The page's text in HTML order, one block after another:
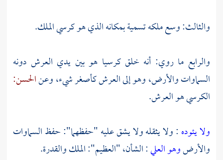
والثالث: وسع ملكه تسمية بمكانه الذي هو كرسي الملك.
والرابع ما روي: أنه خلق كرسيا هو بين يدي العرش دونه
السماوات والأرض، وهو إلى العرش كأصغر شيء، وعنالحسن:
الكرسي هو العرش.
ولا يئوده : ولا يثقله ولا يشق عليه "حفظهما": حفظ السماوات
والأرضوهو العلي: الشأن، "العظيم": الملك والقدرة.